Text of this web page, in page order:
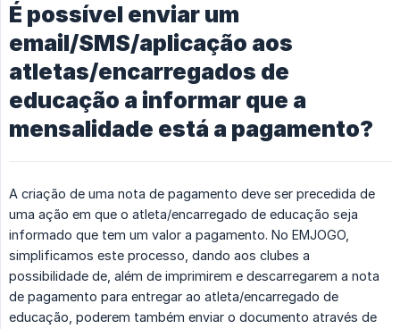
É possível enviar um
email/SMS/aplicação aos
atletas/encarregados de
educação a informar que a
mensalidade está a pagamento?
A criação de uma nota de pagamento deve ser precedida de
uma ação em que o atleta/encarregado de educação seja
informado que tem um valor a pagamento. No EMJOGO,
simplificamos este processo, dando aos clubes a
possibilidade de, além de imprimirem e descarregarem a nota
de pagamento para entregar ao atleta/encarregado de
educação, poderem também enviar o documento através de